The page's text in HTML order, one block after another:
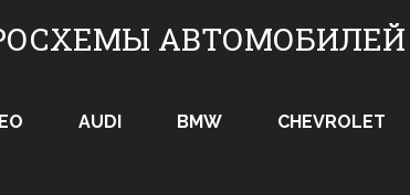
АВТОМОБИЛЕЙ
AUDI BMW CHEVROLET